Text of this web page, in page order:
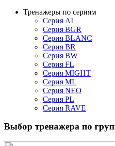
Тренажеры по сериям
Серия AL
Серия BGR
Серия BLANC
Серия BR
Серия BW
Серия FL
Серия MIGHT
Серия ML
Серия NEO
Серия PL
Серия RAVE
Выбор тренажера по